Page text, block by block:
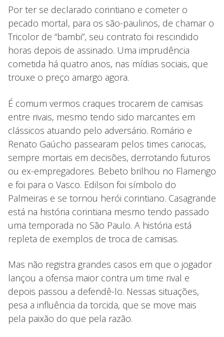
Por ter se declarado corintiano e cometer o
pecado mortal, para os são-paulinos, de chamar o
Tricolor de “bambi”, seu contrato foi rescindido
horas depois de assinado. Uma imprudência
cometida há quatro anos, nas mídias sociais, que
trouxe o preço amargo agora.
É comum vermos craques trocarem de camisas
entre rivais, mesmo tendo sido marcantes em
clássicos atuando pelo adversário. Romário e
Renato Gaúcho passearam pelos times cariocas,
sempre mortais em decisões, derrotando futuros
ou ex-empregadores. Bebeto brilhou no Flamengo
e foi para o Vasco. Edilson foi símbolo do
Palmeiras e se tornou herói corintiano. Casagrande
está na história corintiana mesmo tendo passado
uma temporada no São Paulo. A história está
repleta de exemplos de troca de camisas.
Mas não registra grandes casos em que o jogador
lançou a ofensa maior contra um time rival e
depois passou a defendê-lo. Nessas situações,
pesa a influência da torcida, que se move mais
pela paixão do que pela razão.